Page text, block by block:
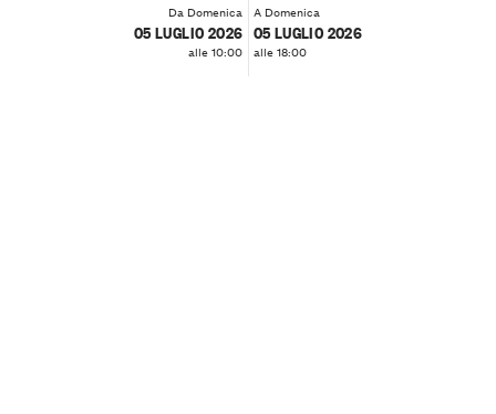
Da Domenica
05 LUGLIO 2026
alle 10:00
A Domenica
05 LUGLIO 2026
alle 18:00